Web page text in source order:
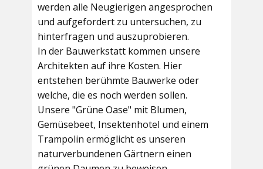
werden alle Neugierigen angesprochen
und aufgefordert zu untersuchen, zu
hinterfragen und auszuprobieren.
In der Bauwerkstatt kommen unsere
Architekten auf ihre Kosten. Hier
entstehen berühmte Bauwerke oder
welche, die es noch werden sollen.
Unsere "Grüne Oase" mit Blumen,
Gemüsebeet, Insektenhotel und einem
Trampolin ermöglicht es unseren
naturverbundenen Gärtnern einen